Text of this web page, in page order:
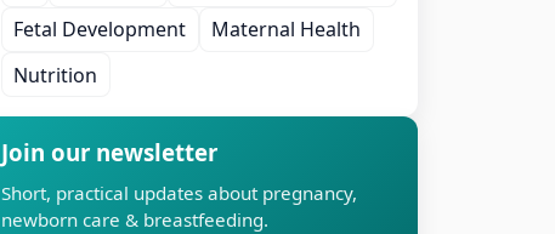
Fetal Development
Maternal Health
Nutrition
Join our newsletter
Short, practical updates about pregnancy,
newborn care & breastfeeding.